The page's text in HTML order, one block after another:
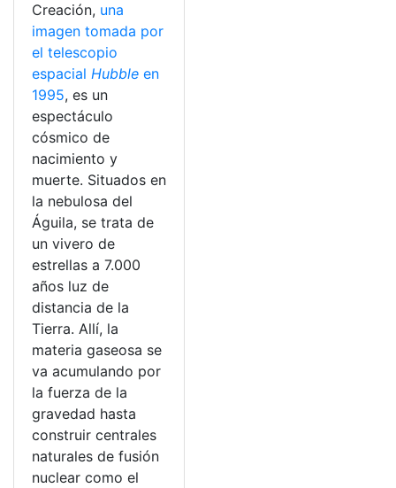
Creación, una
imagen tomada por
el telescopio
espacial Hubble en
1995, es un
espectáculo
cósmico de
nacimiento y
muerte. Situados en
la nebulosa del
Águila, se trata de
un vivero de
estrellas a 7.000
años luz de
distancia de la
Tierra. Allí, la
materia gaseosa se
va acumulando por
la fuerza de la
gravedad hasta
construir centrales
naturales de fusión
nuclear como el